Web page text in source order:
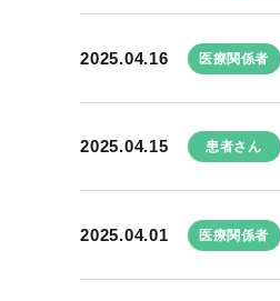
2025.04.16 医療関係者
2025.04.15 患者さん
2025.04.01 医療関係者